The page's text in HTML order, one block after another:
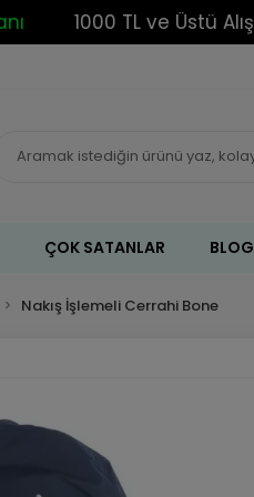
1000 TL ve Üstü
ÇOK SATANLAR BLOG
Nakış İşlemeli Cerrahi Bone